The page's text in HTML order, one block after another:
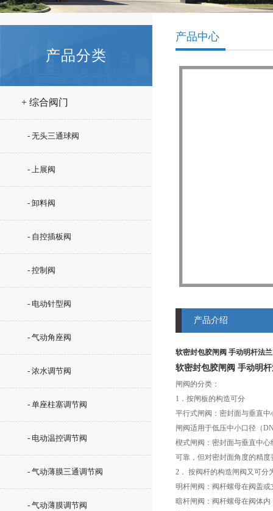
产品分类
+ 综合阀门
- 无头三通球阀
- 上展阀
- 卸料阀
- 自控插板阀
- 控制阀
- 电动针型阀
- 气动角座阀
- 浓水调节阀
- 单座柱塞调节阀
- 电动温控调节阀
- 气动薄膜三通调节阀
- 气动薄膜调节阀
产品中心
产品介绍
软密封包胶闸阀 手动明杆法
软密封包胶闸阀 手动明
闸阀的分类：
1．按闸板的构造可分
平行式闸阀：密封面与垂直
闸阀适用于低压中小口径（
楔式闸阀：密封面与垂直中
可靠，但对密封面角度的精
2． 按阀杆的构造闸阀又可分
明杆闸阀：阀杆螺母在阀盖
暗杆闸阀：阀杆螺母在阀体